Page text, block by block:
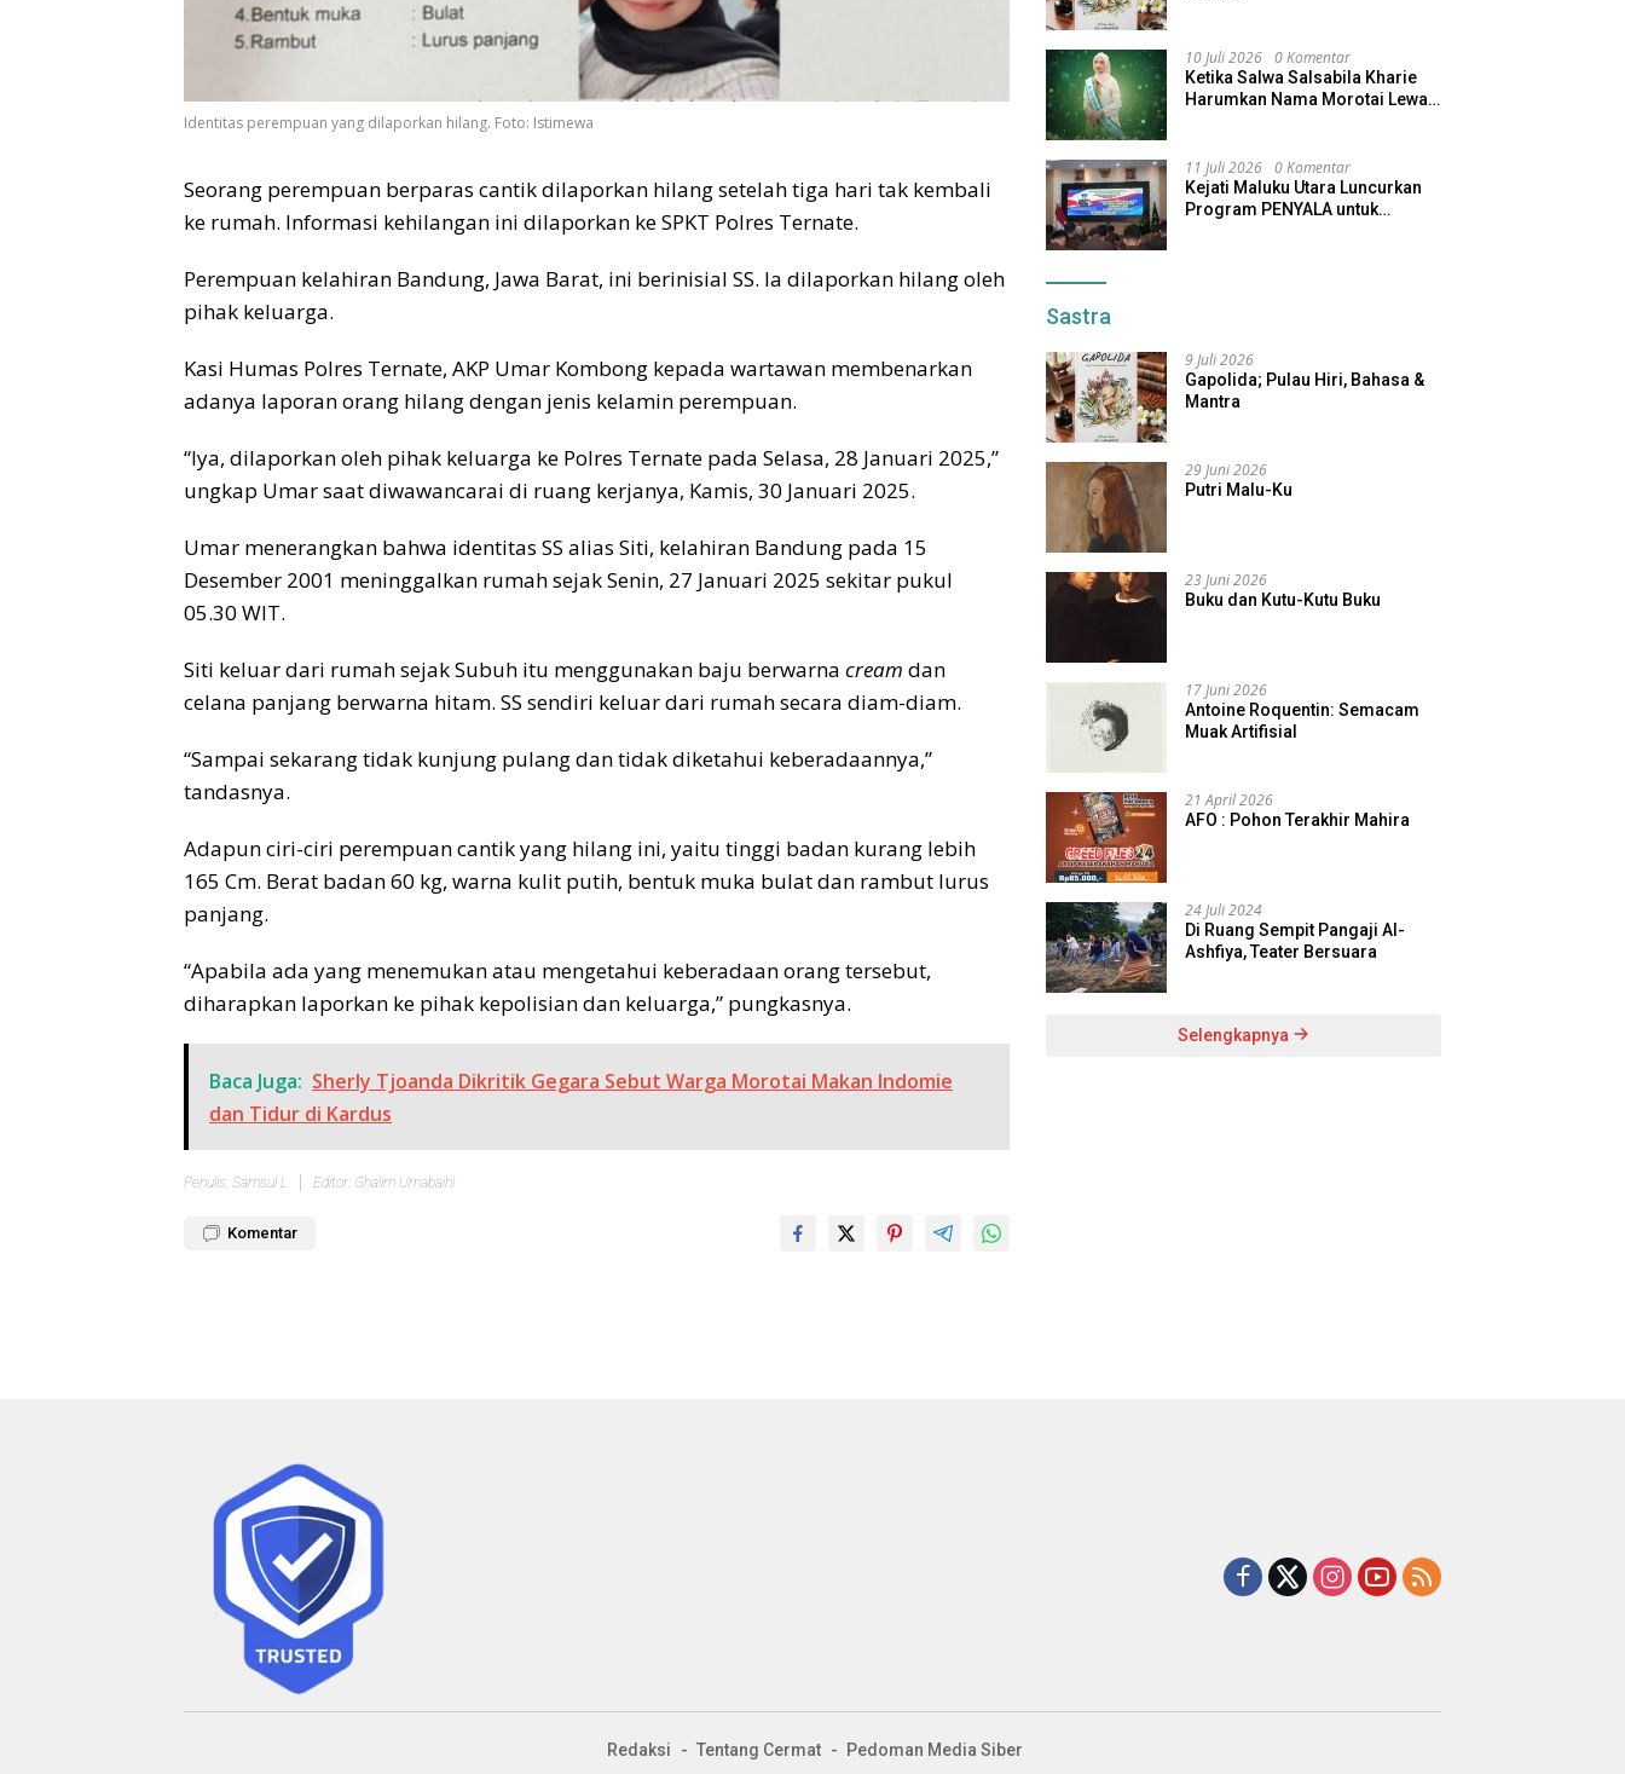
Identitas perempuan yang dilaporkan hilang. Foto: Istimewa
Seorang perempuan berparas cantik dilaporkan hilang setelah tiga hari tak kembali
ke rumah. Informasi kehilangan ini dilaporkan ke SPKT Polres Ternate.
Perempuan kelahiran Bandung, Jawa Barat, ini berinisial SS. Ia dilaporkan hilang oleh
pihak keluarga.
Kasi Humas Polres Ternate, AKP Umar Kombong kepada wartawan membenarkan
adanya laporan orang hilang dengan jenis kelamin perempuan.
“Iya, dilaporkan oleh pihak keluarga ke Polres Ternate pada Selasa, 28 Januari 2025,”
ungkap Umar saat diwawancarai di ruang kerjanya, Kamis, 30 Januari 2025.
Umar menerangkan bahwa identitas SS alias Siti, kelahiran Bandung pada 15
Desember 2001 meninggalkan rumah sejak Senin, 27 Januari 2025 sekitar pukul
05.30 WIT.
Siti keluar dari rumah sejak Subuh itu menggunakan baju berwarna cream dan
celana panjang berwarna hitam. SS sendiri keluar dari rumah secara diam-diam.
“Sampai sekarang tidak kunjung pulang dan tidak diketahui keberadaannya,”
tandasnya.
Adapun ciri-ciri perempuan cantik yang hilang ini, yaitu tinggi badan kurang lebih
165 Cm. Berat badan 60 kg, warna kulit putih, bentuk muka bulat dan rambut lurus
panjang.
“Apabila ada yang menemukan atau mengetahui keberadaan orang tersebut,
diharapkan laporkan ke pihak kepolisian dan keluarga,” pungkasnya.
Baca Juga: Sherly Tjoanda Dikritik Gegara Sebut Warga Morotai Makan Indomie
dan Tidur di Kardus
Penulis: Samsul L Editor: Ghalim Umabaihi
Komentar
10 Juli 2026 0 Komentar
Ketika Salwa Salsabila Kharie
Harumkan Nama Morotai Lewat
11 Juli 2026 0 Komentar
Kejati Maluku Utara Luncurkan
Program PENYALA untuk
Sastra
9 Juli 2026
Gapolida; Pulau Hiri, Bahasa &
Mantra
29 Juni 2026
Putri Malu-Ku
23 Juni 2026
Buku dan Kutu-Kutu Buku
17 Juni 2026
Antoine Roquentin: Semacam
Muak Artifisial
21 April 2026
AFO : Pohon Terakhir Mahira
24 Juli 2024
Di Ruang Sempit Pangaji Al-
Ashfiya, Teater Bersuara
Selengkapnya
Redaksi Tentang Cermat
Pedoman Media Siber